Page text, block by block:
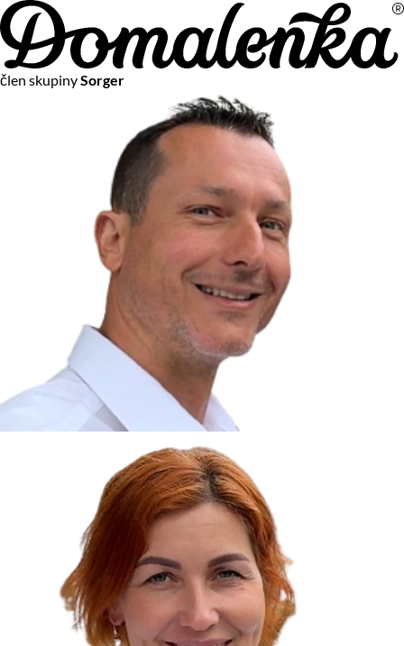
člen skupinySorger
Na vašom súkromí nám záleží
Chceme vám neustále poskytovať tie najlepšie služby.
Vzhľadom k platnej legislatíve od vás ale potrebujeme súhlas
s používaním súborov cookies.
Viac o personalizácii a meraní
Aby sme vedeli, čo sa deje na webových stránkach a aby sme
vám mohli prispôsobiť ponuky na mieru či reklamu,
používame cookies a taktiežslužby spoločnosti Google
Čo sú cookies?
Cookies sú malé textové súbory, ktoré môžu byť používané
webovými stránkami, aby zefektívnili používateľský zážitok.
Vďaka cookies vám môžeme ponúkať služby podľa toho, čo
naozaj hľadáte a chcete nájsť.
Kedykoľvek sa môžete slobodne rozhodnúť, ktoré typy
používania cookies chcete umožniť.
Zákon uvádza, že môžeme ukladať cookies na vašom
zariadení, pokiaľ sú nevyhnutne nutné pre prevádzku tejto
Cookies, ktoré používame
Technické a nevyhnutné cookies
Analytické a marketingové cookies
Reklamné úložisko
Reklamné používateľské dáta
Personalizácia reklám